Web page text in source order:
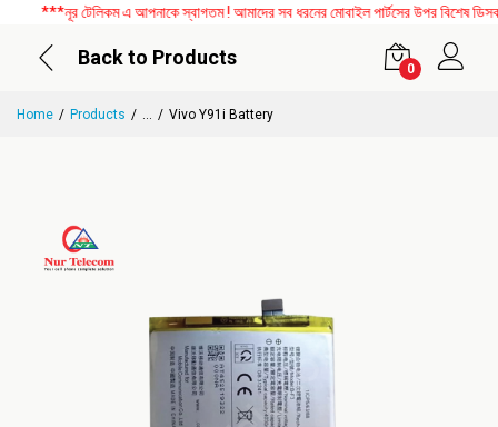
***নূর টেলিকম এ আপনাকে স্বাগতম ! আমাদের সব ধরনের মোবাইল পার্টসের উপর বিশেষ
Back to Products
0
Home Products ... Vivo Y91i Battery